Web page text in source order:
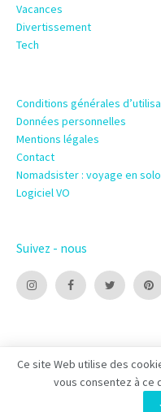
Vacances
Divertissement
Tech
Conditions générales
Données personnelles
Mentions légales
Contact
Nomadsister : voyage en solo
Logiciel VO
Suivez - nous
© 2022 Shoocare – Edité par
Ce site Web utilise des
vous consentez à ce